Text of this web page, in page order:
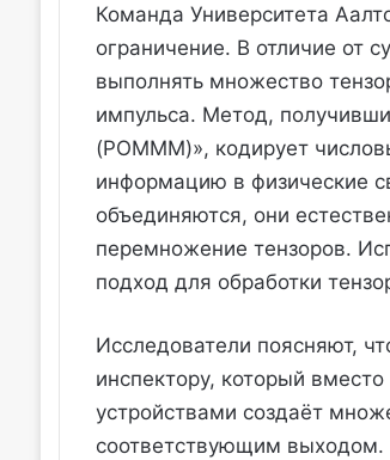
Команда Университета
ограничение. В отличие от
выполнять множество
импульса. Метод,
(POMMM)», кодирует
информацию в физические
объединяются, они
перемножение тензоров.
подход для обработки
Исследователи поясняют,
инспектору, который
устройствами создаёт
соответствующим выходом.